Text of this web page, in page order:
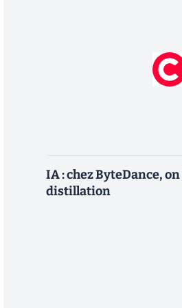
IA : chez ByteDance,
distillation